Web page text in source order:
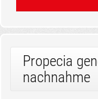
Propecia
nachnahme